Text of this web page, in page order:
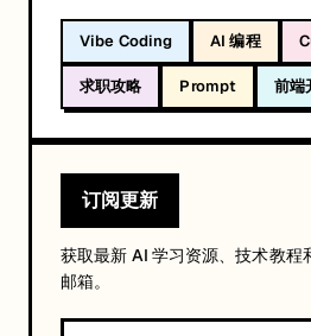
Vibe Coding AI 编程
求职攻略 Prompt 前端
订阅更新
获取最新 AI 学习资源、技术教程
邮箱。